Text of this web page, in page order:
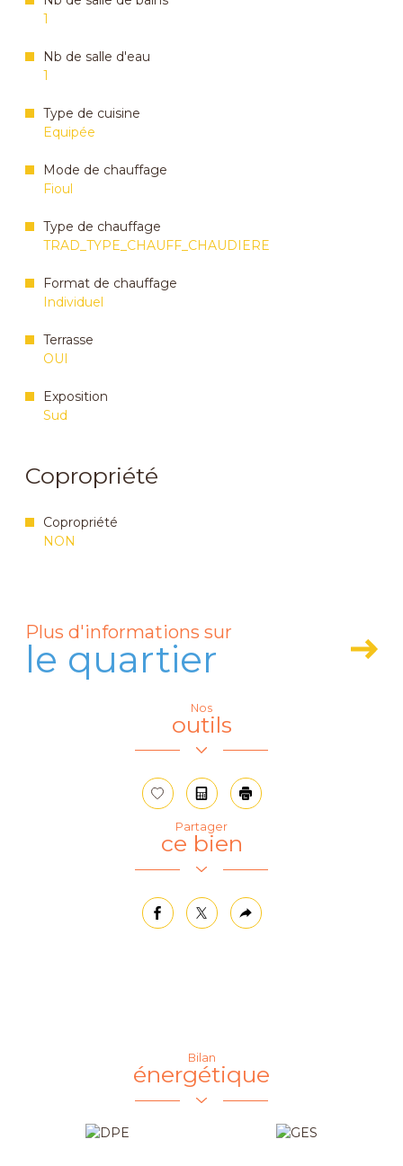
1
Nb de salle d'eau
1
Type de cuisine
Equipée
Mode de chauffage
Fioul
Type de chauffage
TRAD_TYPE_CHAUFF_CHAUDIERE
Format de chauffage
Individuel
Terrasse
OUI
Exposition
Sud
Copropriété
Copropriété
NON
Plus d'informations sur
le quartier
Leaflet
Commerces et santé
Presse et Tabac
Loisirs
Bibliothèque
Nos
outils
Sélectionner
CalculatriceImprimer
Partager
ce bien
facebooktwitterPlus
de
Bilan
énergétique